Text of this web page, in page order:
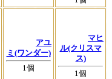
アユ
ミ(ワンダー)
1個
マヒ
ル(クリスマ
ス)
1個